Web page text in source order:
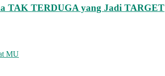
TAK TERDUGA yang Jadi TARGET